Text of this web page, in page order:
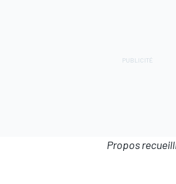
Propos